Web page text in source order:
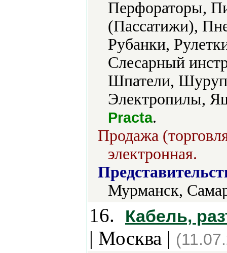
Перфораторы,
(Пассатижи),
Рубанки,
Слесарный
Шпатели,
Электропилы,
Practa.
Продажа
электронная.
Мурманск,
16. Кабель,
| Москва |